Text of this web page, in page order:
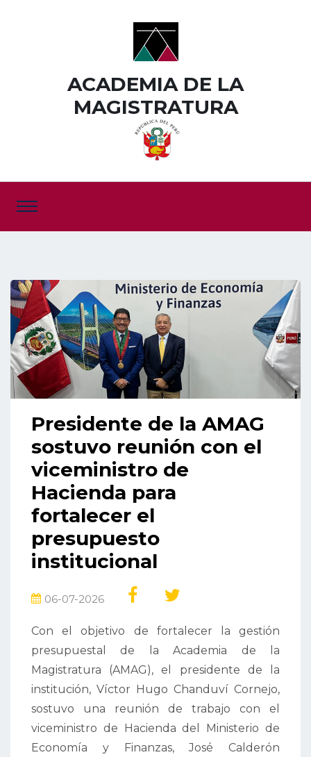
ACADEMIA DE LA
MAGISTRATURA
Presidente de la AMAG
sostuvo reunión con el
viceministro de
Hacienda para
fortalecer el
presupuesto
institucional
06-07-2026
Con el objetivo de fortalecer la gestión
presupuestal de la Academia de la
Magistratura (AMAG), el presidente de la
institución, Víctor Hugo Chanduví Cornejo,
sostuvo una reunión de trabajo con el
viceministro de Hacienda del Ministerio de
Economía y Finanzas, José Calderón